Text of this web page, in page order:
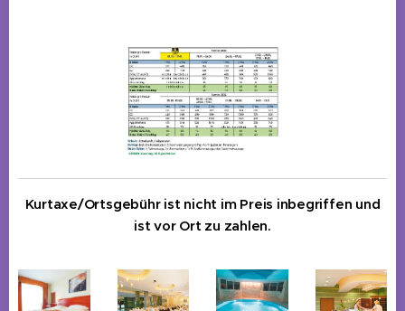
Kurtaxe/Ortsgebühr ist nicht im Preis inbegriffen und
ist vor Ort zu zahlen.